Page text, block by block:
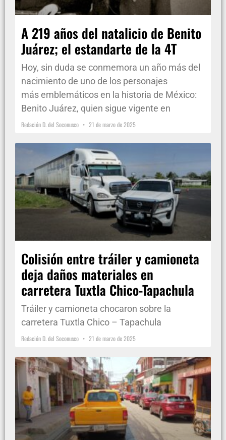
A 219 años del natalicio de Benito
Juárez; el estandarte de la 4T
Hoy, sin duda se conmemora un año más del
nacimiento de uno de los personajes
más emblemáticos en la historia de México:
Benito Juárez, quien sigue vigente en
Redación D. del Soconusco 21 de marzo de 2025
Colisión entre tráiler y camioneta
deja daños materiales en
carretera Tuxtla Chico-Tapachula
Tráiler y camioneta chocaron sobre la
carretera Tuxtla Chico – Tapachula
Redación D. del Soconusco 21 de marzo de 2025